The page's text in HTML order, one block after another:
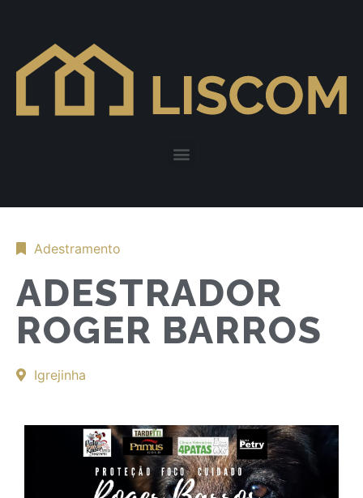
Adestramento
ADESTRADOR
ROGER BARROS
Igrejinha